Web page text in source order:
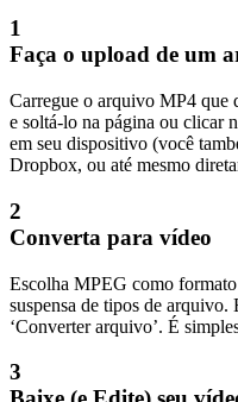
1
Faça o upload de um
Carregue o arquivo MP4 que
e soltá-lo na página ou clicar
em seu dispositivo (você
Dropbox, ou até mesmo
2
Converta para vídeo
Escolha MPEG como
suspensa de tipos de arquivo.
‘Converter arquivo’. É
3